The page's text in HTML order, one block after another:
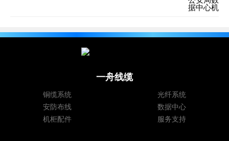
一舟线缆
铜缆系统
光纤系统
安防布线
数据中心
机柜配件
服务支持